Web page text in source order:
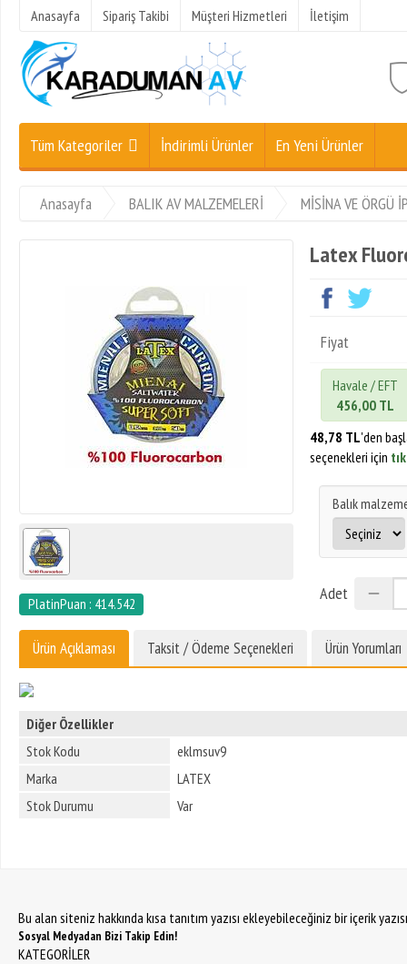
Anasayfa Sipariş Takibi Müşteri Hizmetleri İletişim
Tüm Kategoriler İndirimli Ürünler En Yeni Ürünler
Anasayfa BALIK AV MALZEMELERİ MİSİNA VE ÖRGÜ
PlatinPuan : 414.542
Latex
Fiyat
Havale / EFT
456,00 TL
48,78 TL'den
seçenekleri için
Balık
Adet
Ürün Açıklaması Taksit / Ödeme Seçenekleri Ürün Yorumları
Diğer Özellikler
Stok Kodu
eklmsuv9
Marka
LATEX
Stok Durumu
Var
Bu alan siteniz hakkında kısa tanıtım yazısı ekleyebileceğiniz bir içerik
Sosyal Medyadan Bizi Takip Edin!
KATEGORİLER